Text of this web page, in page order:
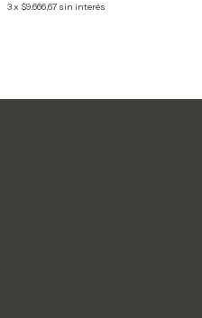
3x $9.666,67 sin interés